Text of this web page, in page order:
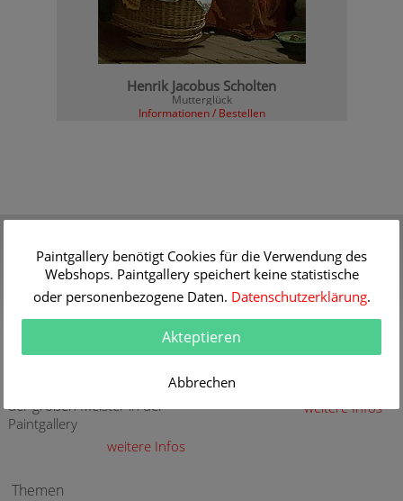
Henrik Jacobus Scholten
Mutterglück
Informationen / Bestellen
Verschenken Sie einen
Gutschein für eine
hochwertige Kunstkopie
weitere Infos
30 Jahre Erfahrung mit
hochwertigen Gemälde-
Reproduktionen
weitere Infos
Aktuelle und neue Gemälde
der großen Meister in der
Paintgallery
weitere Infos
Bezahlen
weitere Infos
Themen
Paintgallery benötigt Cookies für die Verwendung des
Webshops. Paintgallery speichert keine statistische
oder personenbezogene Daten. Datenschutzerklärung.
Akteptieren
Abbrechen